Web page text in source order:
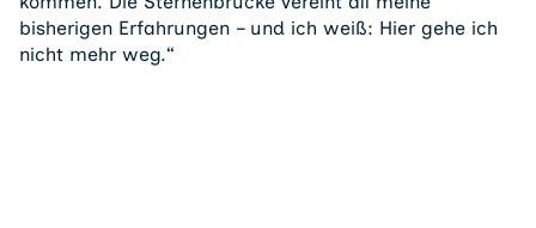
bisherigen Erfahrungen – und ich weiß: Hier gehe ich
nicht mehr weg.“